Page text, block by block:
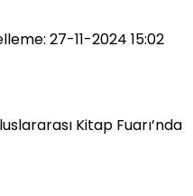
27-11-2024 15:02